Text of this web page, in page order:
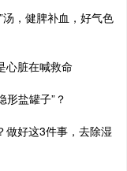
，健脾补血，好气色
心脏在喊救命
形盐罐子”？
做好这3件事，去除湿